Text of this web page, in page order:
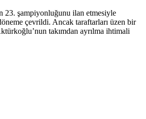
23. şampiyonluğunu ilan etmesiyle
çevrildi. Ancak taraftarları üzen bir
takımdan ayrılma ihtimali